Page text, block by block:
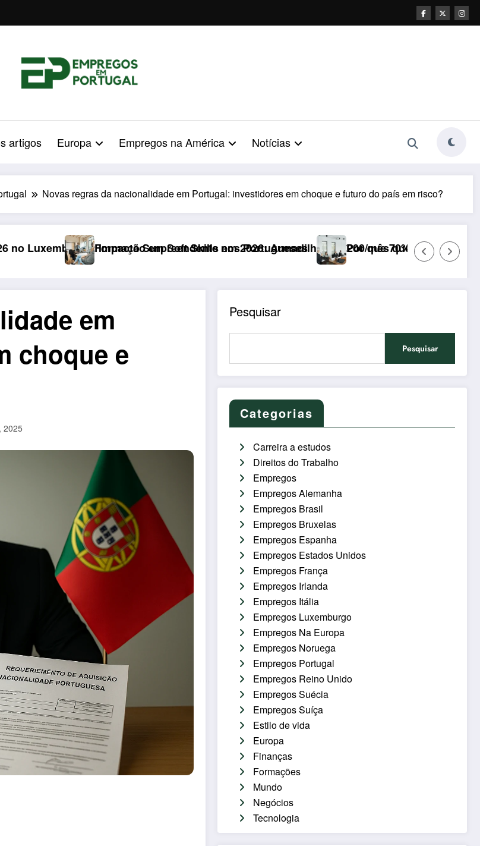
artigos Europa Empregos na América Notícias
Novas regras da nacionalidade em Portugal: investidores em choque e futuro do país em risco?
Surpreendente nos Portugueses
em Soft Skills em 2026: Armadilha de €200/mês que o IEFP não revela
Por que 70% do empreendedorismo feminino ainda
em
choque e
2025
Pesquisar
Pesquisar
Categorias
Carreira a estudos
Direitos do Trabalho
Empregos
Empregos Alemanha
Empregos Brasil
Empregos Bruxelas
Empregos Espanha
Empregos Estados Unidos
Empregos França
Empregos Irlanda
Empregos Itália
Empregos Luxemburgo
Empregos Na Europa
Empregos Noruega
Empregos Portugal
Empregos Reino Unido
Empregos Suécia
Empregos Suíça
Estilo de vida
Europa
Finanças
Formações
Mundo
Negócios
Tecnologia